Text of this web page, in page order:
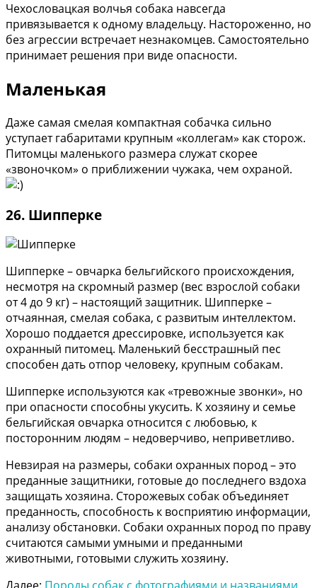
Чехословацкая волчья собака навсегда
привязывается к одному владельцу. Настороженно, но
без агрессии встречает незнакомцев. Самостоятельно
принимает решения при виде опасности.
Маленькая
Даже самая смелая компактная собачка сильно
уступает габаритами крупным «коллегам» как сторож.
Питомцы маленького размера служат скорее
«звоночком» о приближении чужака, чем охраной.
26. Шипперке
Шипперке – овчарка бельгийского происхождения,
несмотря на скромный размер (вес взрослой собаки
от 4 до 9 кг) – настоящий защитник. Шипперке –
отчаянная, смелая собака, с развитым интеллектом.
Хорошо поддается дрессировке, используется как
охранный питомец. Маленький бесстрашный пес
способен дать отпор человеку, крупным собакам.
Шипперке используются как «тревожные звонки», но
при опасности способны укусить. К хозяину и семье
бельгийская овчарка относится с любовью, к
посторонним людям – недоверчиво, неприветливо.
Невзирая на размеры, собаки охранных пород – это
преданные защитники, готовые до последнего вздоха
защищать хозяина. Сторожевых собак объединяет
преданность, способность к восприятию информации,
анализу обстановки. Собаки охранных пород по праву
считаются самыми умными и преданными
животными, готовыми служить хозяину.